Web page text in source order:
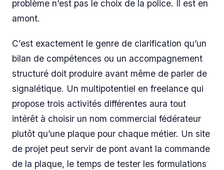
problème n’est pas le choix de la police. Il est en
amont.
C’est exactement le genre de clarification qu’un
bilan de compétences ou un accompagnement
structuré doit produire avant même de parler de
signalétique. Un multipotentiel en freelance qui
propose trois activités différentes aura tout
intérêt à choisir un nom commercial fédérateur
plutôt qu’une plaque pour chaque métier. Un site
de projet peut servir de pont avant la commande
de la plaque, le temps de tester les formulations